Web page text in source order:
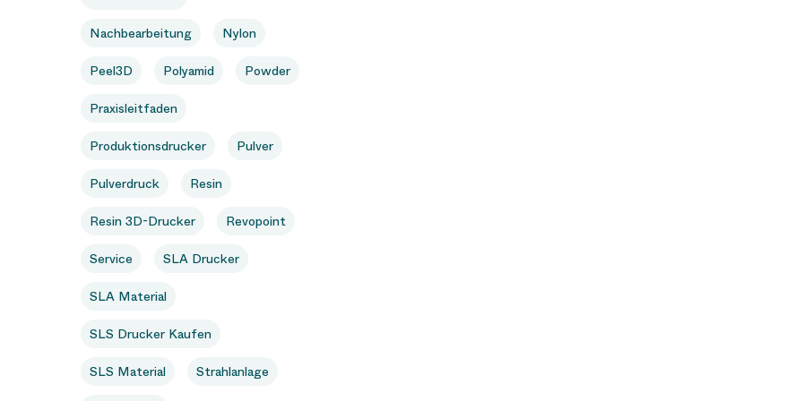
Nachbearbeitung Nylon
Peel3D Polyamid Powder
Praxisleitfaden
Produktionsdrucker Pulver
Pulverdruck Resin
Resin 3D-Drucker Revopoint
Service SLA Drucker
SLA Material
SLS Drucker Kaufen
SLS Material Strahlanlage